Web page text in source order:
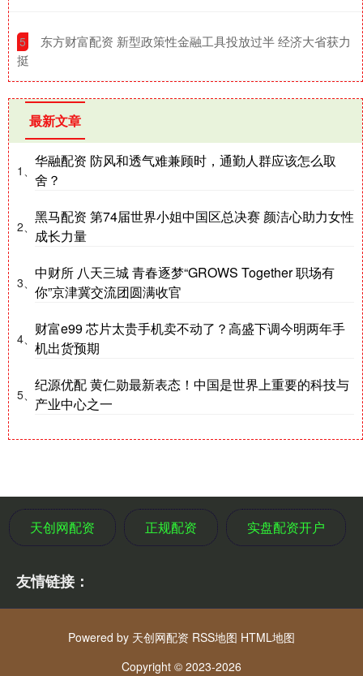
5
​东方财富配资 新型政策性金融工具投放过半 经济大省获力
挺
最新文章
1、
华融配资 防风和透气难兼顾时，通勤人群应该怎么取
舍？
2、
黑马配资 第74届世界小姐中国区总决赛 颜洁心助力女性
成长力量
3、
中财所 八天三城 青春逐梦“GROWS Together 职场有
你”京津冀交流团圆满收官
4、
财富e99 芯片太贵手机卖不动了？高盛下调今明两年手
机出货预期
5、
纪源优配 黄仁勋最新表态！中国是世界上重要的科技与
产业中心之一
天创网配资 正规配资 实盘配资开户
友情链接：
Powered by 天创网配资 RSS地图 HTML地图
Copyright © 2023-2026